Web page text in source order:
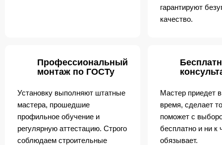
гарантируют
качество.
Профессиональный
монтаж по ГОСТу
Установку выполняют штатные
мастера, прошедшие
профильное обучение и
регулярную аттестацию. Строго
соблюдаем строительные
Мастер приедет
время, сделает
поможет с
бесплатно и ни к
обязывает.